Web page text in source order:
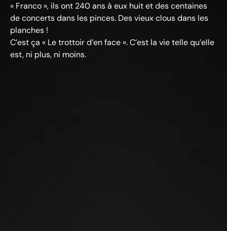
« Franco », ils ont 240 ans à eux huit et des centaines
de concerts dans les pinces. Des vieux clous dans les
planches !
C’est ça « Le trottoir d’en face ». C’est la vie telle qu’elle
est, ni plus, ni moins.